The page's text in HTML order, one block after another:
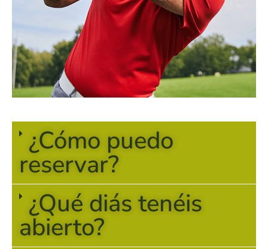
¿Cómo puedo
reservar?
¿Qué diás tenéis
abierto?